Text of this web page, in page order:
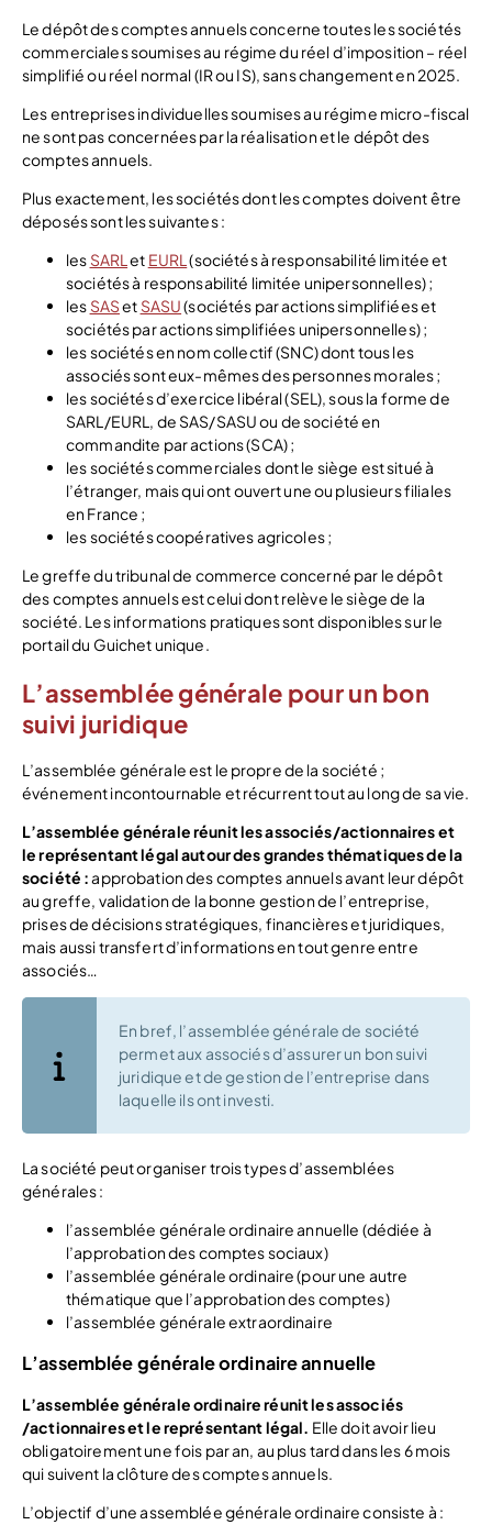
Le dépôt des comptes annuels concerne toutes les sociétés
commerciales soumises au régime du réel d’imposition – réel
simplifié ou réel normal (IR ou IS), sans changement en 2025.
Les entreprises individuelles soumises au régime micro-fiscal
ne sont pas concernées par la réalisation et le dépôt des
comptes annuels.
Plus exactement, les sociétés dont les comptes doivent être
déposés sont les suivantes :
les SARL et EURL (sociétés à responsabilité limitée et
sociétés à responsabilité limitée unipersonnelles) ;
les SASet SASU(sociétés par actions simplifiées et
sociétés par actions simplifiées unipersonnelles) ;
les sociétés en nom collectif (SNC) dont tous les
associés sont eux-mêmes des personnes morales ;
les sociétés d’exercice libéral (SEL), sous la forme de
SARL/EURL, de SAS/SASU ou de société en
commandite par actions (SCA) ;
les sociétés commerciales dont le siège est situé à
l’étranger, mais qui ont ouvert une ou plusieurs filiales
en France ;
les sociétés coopératives agricoles ;
Le greffe du tribunal de commerce concerné par le dépôt
des comptes annuels est celui dont relève le siège de la
société. Les informations pratiques sont disponibles sur le
portail du Guichet unique.
L’assemblée générale pour un bon
suivi juridique
L’assemblée générale est le propre de la société ;
événement incontournable et récurrent tout au long de sa vie.
L’assemblée générale réunit les associés/actionnaires et
le représentant légal autour des grandes thématiques de la
société :approbation des comptes annuels avant leur dépôt
au greffe, validation de la bonne gestion de l’entreprise,
prises de décisions stratégiques, financières et juridiques,
mais aussi transfert d’informations en tout genre entre
associés…
En bref, l’assemblée générale de société
permet aux associés d’assurer un bon suivi
juridique et de gestion de l’entreprise dans
laquelle ils ont investi.
La société peut organiser trois types d’assemblées
générales :
l’assemblée générale ordinaire annuelle (dédiée à
l’approbation des comptes sociaux)
l’assemblée générale ordinaire (pour une autre
thématique que l’approbation des comptes)
l’assemblée générale extraordinaire
L’assemblée générale ordinaire annuelle
L’assemblée générale ordinaire réunit les associés
/actionnaires et le représentant légal. Elle doit avoir lieu
obligatoirement une fois par an, au plus tard dans les 6 mois
qui suivent la clôture des comptes annuels.
L’objectif d’une assemblée générale ordinaire consiste à :